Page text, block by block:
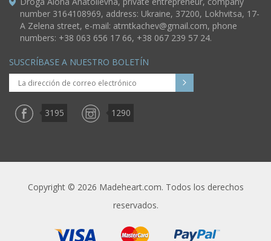
number 3164108969, address: Ukraine, 37200, Lokhvitsa, 17-
A Zelena street, e-mail: atmtkachev@gmail.com, phone
numbers: +38 063 656 17 66, +38 067 239 57 24.
SUSCRÍBASE A NUESTRO BOLETÍN
3195 1290
Copyright © 2026 Madeheart.com. Todos los derechos
reservados.